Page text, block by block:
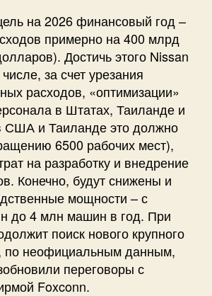
на 2026 финансовый год –
примерно на 400 млрд
Достичь этого Nissan
за счет урезания
расходов, «оптимизации»
в Штатах, Таиланде и
США и Таиланде это должно
6500 рабочих мест),
на разработку и внедрение
Конечно, будут снижены и
мощности – с
до 4 млн машин в год. При
поиск нового крупного
по неофициальным данным,
переговоры с
Foxconn.